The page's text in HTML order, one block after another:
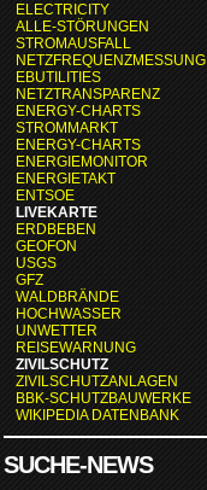
ELECTRICITY
ALLE-STÖRUNGEN
STROMAUSFALL
NETZFREQUENZMESSUNG
EBUTILITIES
NETZTRANSPARENZ
ENERGY-CHARTS
STROMMARKT
ENERGY-CHARTS
ENERGIEMONITOR
ENERGIETAKT
ENTSOE
LIVEKARTE
ERDBEBEN
GEOFON
USGS
GFZ
WALDBRÄNDE
HOCHWASSER
UNWETTER
REISEWARNUNG
ZIVILSCHUTZ
ZIVILSCHUTZANLAGEN
BBK-SCHUTZBAUWERKE
WIKIPEDIA DATENBANK
SUCHE-NEWS